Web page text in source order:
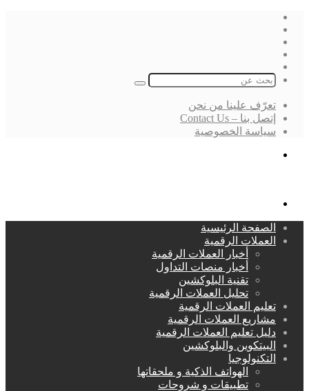
بحث
تعرّف علينا من نحن
إتصل بنا – Contact Us
سياسة الخصوصية
الصفحة الرئيسية
العملات الرقمية
أخبار العملات الرقمية
أخبار منصات التداول
تقنية البلوكشين
تحليل العملات الرقمية
تعليم العملات الرقمية
مشاريع العملات الرقمية
دليل تعليم العملات الرقمية
البيتكوين والبلوكشين
التكنولوجيا
الهواتف الذكية و ملحقاتها
تطبيقات و شروحات